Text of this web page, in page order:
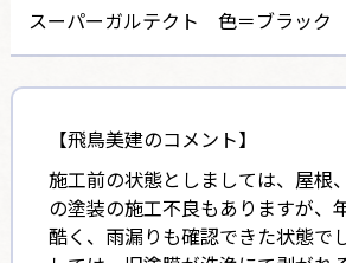
スーパーガルテクト 色＝ブラック
【飛鳥美建のコメント】
施工前の状態としましては、屋根
の塗装の施工不良もありますが、
酷く、雨漏りも確認できた状態で